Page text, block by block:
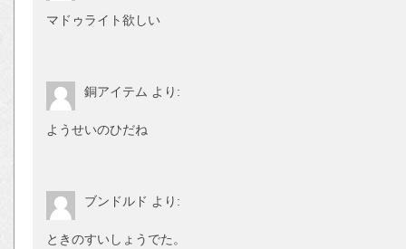
マドゥライト欲しい
銅アイテム より:
ようせいのひだね
ブンドルド より:
ときのすいしょうでた。